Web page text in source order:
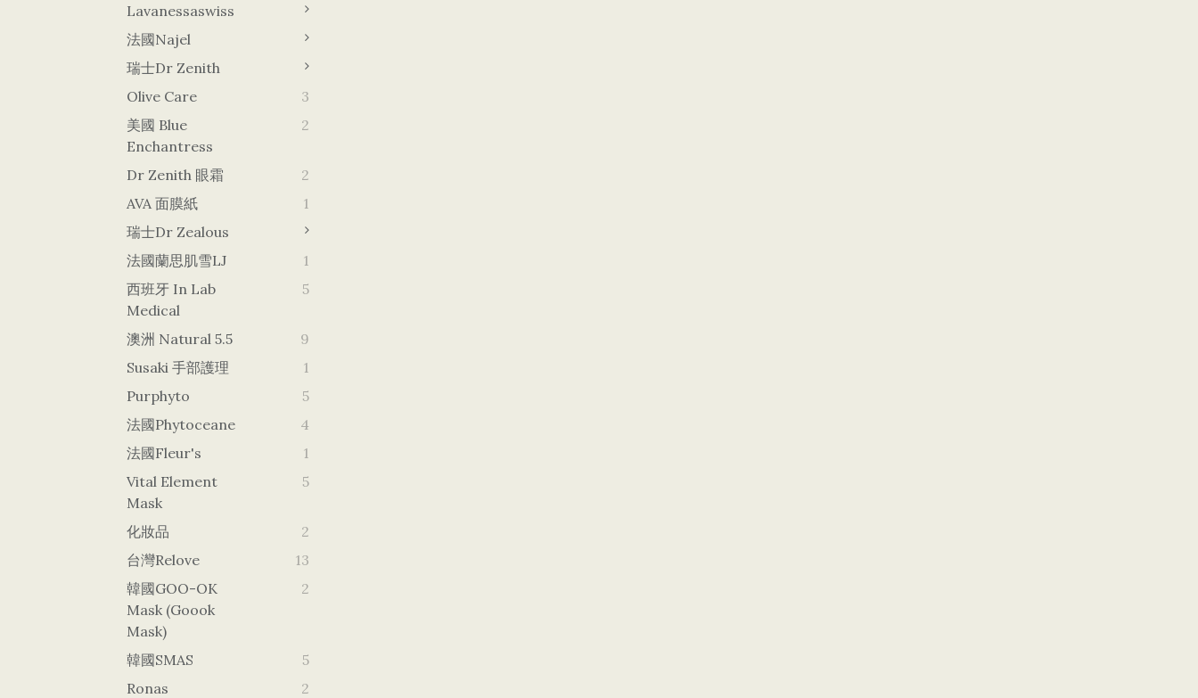
Lavanessaswiss
法國Najel
瑞士Dr Zenith
Olive Care
3
美國 Blue
Enchantress
2
Dr Zenith 眼霜
2
AVA 面膜紙
1
瑞士Dr Zealous
法國蘭思肌雪LJ
1
西班牙 In Lab
Medical
5
澳洲 Natural 5.5
9
Susaki 手部護理
1
Purphyto
5
法國Phytoceane
4
法國Fleur's
1
Vital Element
Mask
5
化妝品
2
台灣Relove
13
韓國GOO-OK
Mask (goook
Mask)
2
韓國SMAS
5
Ronas
2